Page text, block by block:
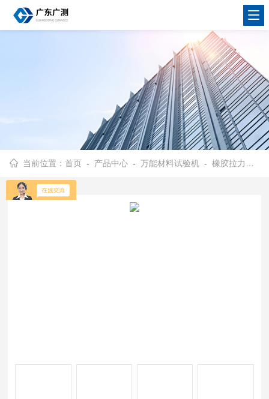
当前位置：首页 - 产品中心 -万能材料试验机 -橡胶拉力试验机